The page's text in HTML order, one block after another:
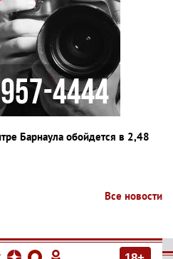
Барнаула обойдется в 2,48
Все новости